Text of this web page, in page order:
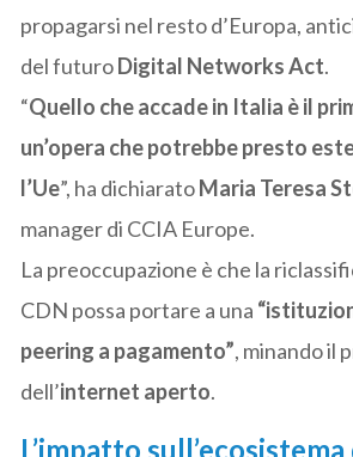
propagarsi nel resto d’Europa,
del futuroDigital Networks Act.
“Quello che accade in Italia è il
un’opera che potrebbe presto
l’Ue”, ha dichiaratoMaria Teresa
manager di CCIA Europe.
La preoccupazione è che la
CDN possa portare a una
peering a pagamento”, minando il
dell’internet aperto.
L’impatto